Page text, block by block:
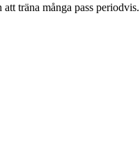
träna många pass